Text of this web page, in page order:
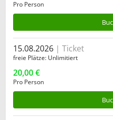
Pro Person
15.08.2026 Ticket
freie Plätze Unlimitiert
20,00 €
Pro Person